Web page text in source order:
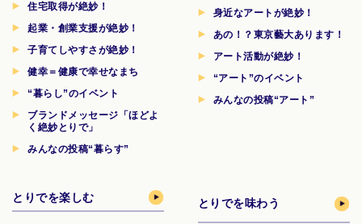
住宅取得が絶妙！
起業・創業支援が絶妙！
子育てしやすさが絶妙！
健幸＝健康で幸せなまち
“暮らし”のイベント
ブランドメッセージ「ほどよ
く絶妙とりで」
みんなの投稿“暮らす”
身近なアートが絶妙！
あの！？東京藝大あります！
アート活動が絶妙！
“アート”のイベント
みんなの投稿“アート”
とりでを楽しむ とりでを味わう